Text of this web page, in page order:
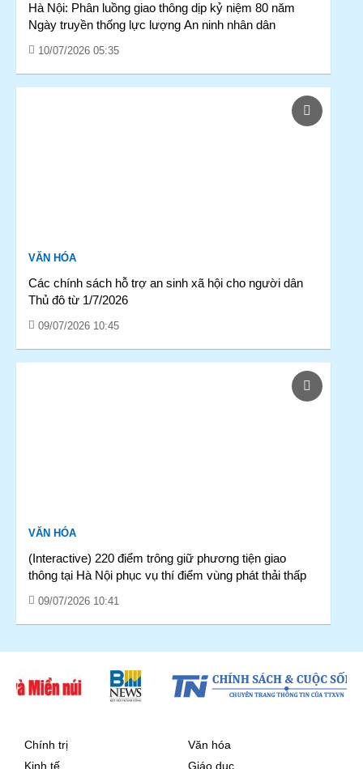
Hà Nội: Phân luồng giao thông dịp kỷ niệm 80 năm
Ngày truyền thống lực lượng An ninh nhân dân
10/07/2026 05:35
VĂN HÓA
Các chính sách hỗ trợ an sinh xã hội cho người dân
Thủ đô từ 1/7/2026
09/07/2026 10:45
VĂN HÓA
(Interactive) 220 điểm trông giữ phương tiện giao
thông tại Hà Nội phục vụ thí điểm vùng phát thải thấp
09/07/2026 10:41
Chính trị
Kinh tế
Văn hóa
Giáo dục